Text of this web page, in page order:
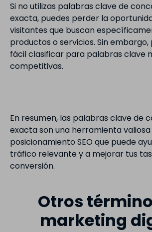
Si no utilizas palabras clave de
exacta, puedes perder la
visitantes que buscan
productos o servicios. Sin embargo,
fácil clasificar para palabras clave
competitivas.
En resumen, las palabras clave de
exacta son una herramienta
posicionamiento SEO que puede
tráfico relevante y a mejorar tus
conversión.
Otros
marketing